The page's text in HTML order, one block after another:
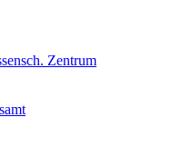
Zentrum